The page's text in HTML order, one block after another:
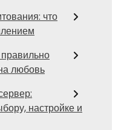
что
любовь
настройке и